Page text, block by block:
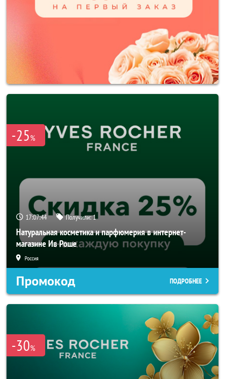
-25%
17:07:44 Получили:1
Натуральная косметика и парфюмерия в интернет-
магазине Ив Роше
Россия
Промокод ПОДРОБНЕЕ
-30%